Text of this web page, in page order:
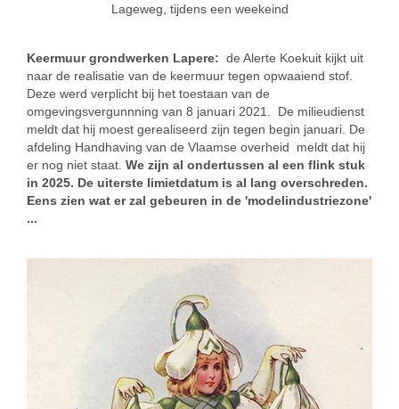
Lageweg, tijdens een weekeind
Keermuur grondwerken Lapere: de Alerte Koekuit kijkt uit
naar de realisatie van de keermuur tegen opwaaiend stof.
Deze werd verplicht bij het toestaan van de
omgevingsvergunnning van 8 januari 2021. De milieudienst
meldt dat hij moest gerealiseerd zijn tegen begin januari. De
afdeling Handhaving van de Vlaamse overheid meldt dat hij
er nog niet staat. We zijn al ondertussen al een flink stuk
in 2025. De uiterste limietdatum is al lang overschreden.
Eens zien wat er zal gebeuren in de 'modelindustriezone'
...